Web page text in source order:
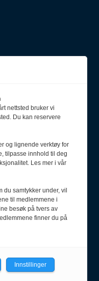
nettsted bruker vi
Du kan reservere
og lignende verktøy for
tilpasse innhold til deg
Les mer i vår
du samtykker under, vil
til medlemmene i
besøk på tvers av
finner du på
Innstillinger